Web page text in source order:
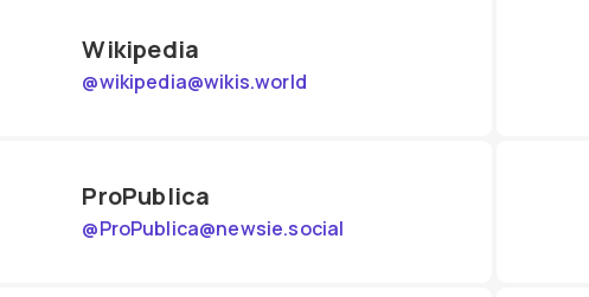
Wikipedia
@wikipedia@wikis.world
ProPublica
@ProPublica@newsie.social